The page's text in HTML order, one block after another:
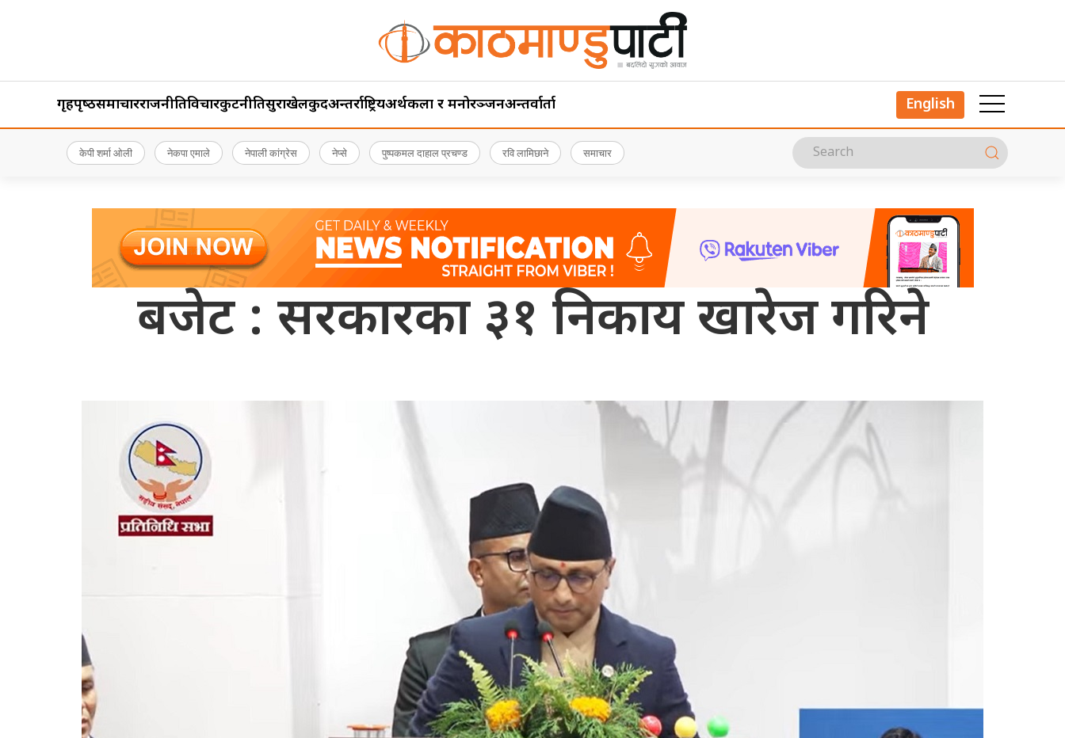
गृहपृष्‍ठसमाचारराजनीतिविचारकुटनीतिसुरक्षाखेलकुदअन्तर्राष्ट्रियअर्थकला र मनोरञ्जनअन्तर्वार्ता English
केपी शर्मा ओली नेकपा एमाले नेपाली कांग्रेस नेप्से पुष्पकमल दाहाल प्रचण्ड रवि लामिछाने समाचार
बजेट : सरकारका ३१ निकाय खारेज गरिने